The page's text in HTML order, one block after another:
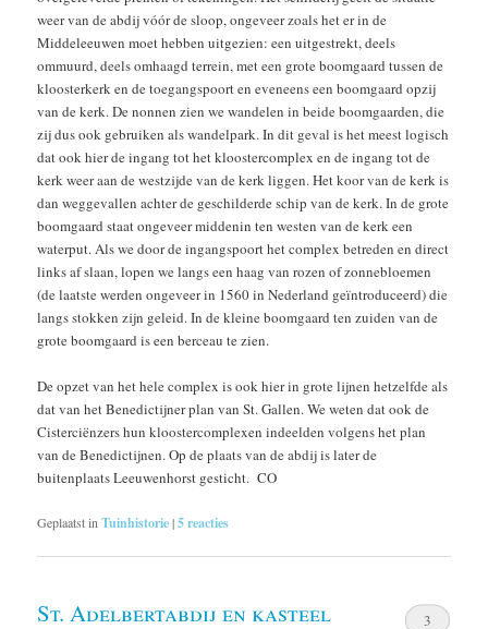
weer van de abdij vóór de sloop, ongeveer zoals het er in de
Middeleeuwen moet hebben uitgezien: een uitgestrekt, deels
ommuurd, deels omhaagd terrein, met een grote boomgaard tussen de
kloosterkerk en de toegangspoort en eveneens een boomgaard opzij
van de kerk. De nonnen zien we wandelen in beide boomgaarden, die
zij dus ook gebruiken als wandelpark. In dit geval is het meest logisch
dat ook hier de ingang tot het kloostercomplex en de ingang tot de
kerk weer aan de westzijde van de kerk liggen. Het koor van de kerk is
dan weggevallen achter de geschilderde schip van de kerk. In de grote
boomgaard staat ongeveer middenin ten westen van de kerk een
waterput. Als we door de ingangspoort het complex betreden en direct
links af slaan, lopen we langs een haag van rozen of zonnebloemen
(de laatste werden ongeveer in 1560 in Nederland geïntroduceerd) die
langs stokken zijn geleid. In de kleine boomgaard ten zuiden van de
grote boomgaard is een berceau te zien.
De opzet van het hele complex is ook hier in grote lijnen hetzelfde als
dat van het Benedictijner plan van St. Gallen. We weten dat ook de
Cisterciënzers hun kloostercomplexen indeelden volgens het plan
van de Benedictijnen. Op de plaats van de abdij is later de
buitenplaats Leeuwenhorst gesticht. CO
Geplaatst in Tuinhistorie|5reacties
St. Adelbertabdij en kasteel
3